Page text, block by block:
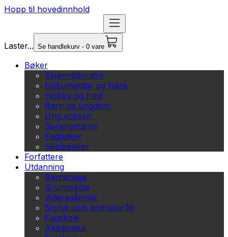
Hopp til hovedinnhold
Laster... Se handlekurv - 0 vare
Bøker
Skjønnlitteratur
Dokumentar og fakta
Hobby og fritid
Barn og ungdom
Ung voksen
Serieromaner
Fagbøker
Skolebøker
Forfattere
Utdanning
Barnehage
Grunnskole
Videregående
Norsk som andrespråk
Fagskole
Akademisk